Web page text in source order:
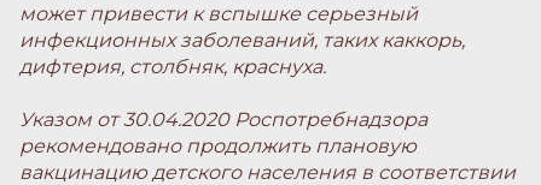
может привести к вспышке серьезный
инфекционных заболеваний, таких каккорь,
дифтерия, столбняк, краснуха.
Указом от 30.04.2020 Роспотребнадзора
рекомендовано продолжить плановую
вакцинацию детского населения в соответствии